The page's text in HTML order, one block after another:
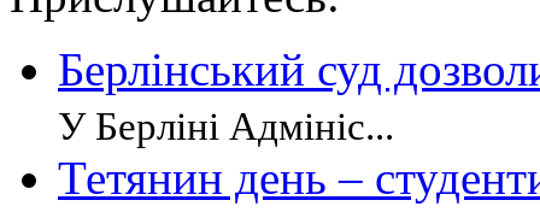
Берлінський суд
У Берліні Адмініс...
Тетянин день –